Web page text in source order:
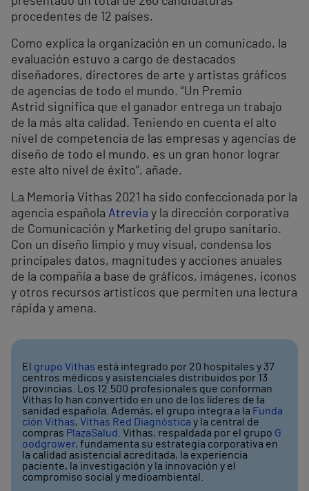
procedentes de 12 países.
Como explica la organización en un comunicado, la
evaluación estuvo a cargo de destacados
diseñadores, directores de arte y artistas gráficos
de agencias de todo el mundo. “Un Premio
Astrid significa que el ganador entrega un trabajo
de la más alta calidad. Teniendo en cuenta el alto
nivel de competencia de las empresas y agencias de
diseño de todo el mundo, es un gran honor lograr
este alto nivel de éxito”, añade.
La Memoria Vithas 2021 ha sido confeccionada por la
agencia española Atrevia y la dirección corporativa
de Comunicación y Marketing del grupo sanitario.
Con un diseño limpio y muy visual, condensa los
principales datos, magnitudes y acciones anuales
de la compañía a base de gráficos, imágenes, iconos
y otros recursos artísticos que permiten una lectura
rápida y amena.
El grupo Vithas está integrado por 20 hospitales y 37
centros médicos y asistenciales distribuidos por 13
provincias. Los 12.500 profesionales que conforman
Vithas lo han convertido en uno de los líderes de la
sanidad española. Además, el grupo integra a la Funda
ción Vithas, Vithas Red Diagnóstica y la central de
compras PlazaSalud . Vithas, respaldada por el grupo G
oodgrower, fundamenta su estrategia corporativa en
la calidad asistencial acreditada, la experiencia
paciente, la investigación y la innovación y el
compromiso social y medioambiental.